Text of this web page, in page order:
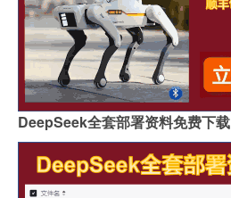
DeepSeek全套部署资料免费下载